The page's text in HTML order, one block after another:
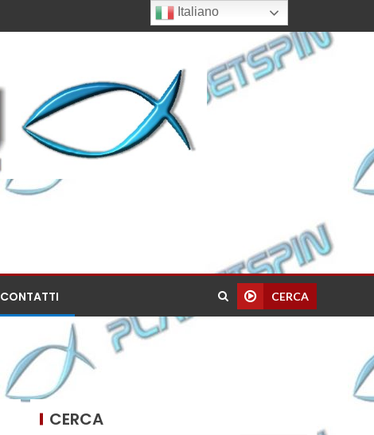
CONTATTI CERCA
CERCA
Italiano